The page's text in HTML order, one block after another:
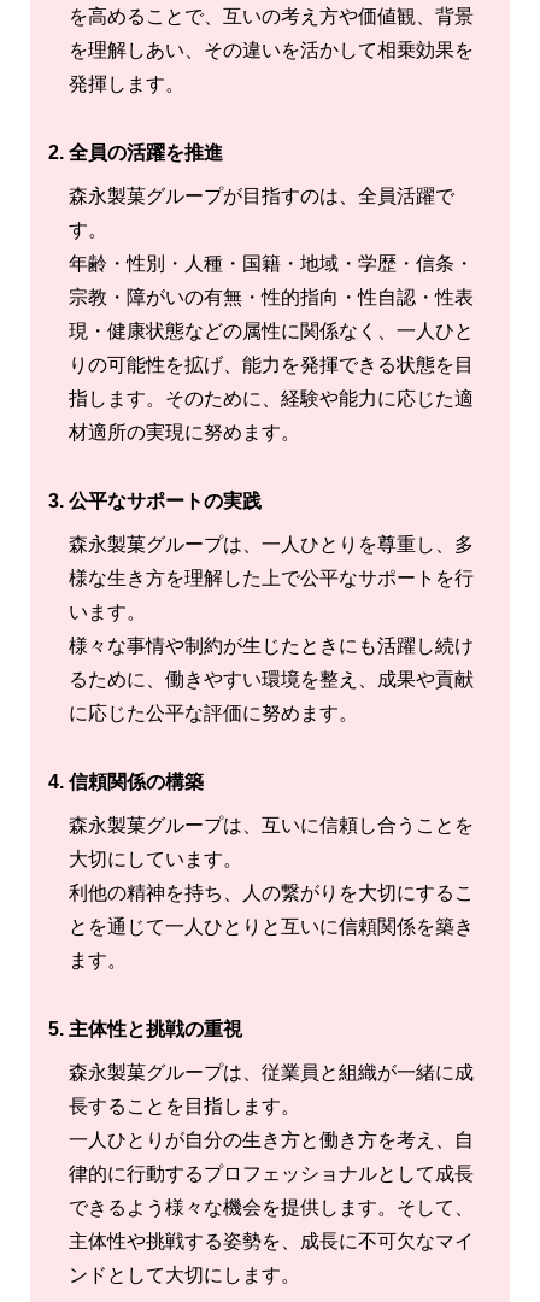
を高めることで、互いの考え方や価値観、背景
を理解しあい、その違いを活かして相乗効果を
発揮します。
2. 全員の活躍を推進
森永製菓グループが目指すのは、全員活躍で
す。
年齢・性別・人種・国籍・地域・学歴・信条・
宗教・障がいの有無・性的指向・性自認・性表
現・健康状態などの属性に関係なく、一人ひと
りの可能性を拡げ、能力を発揮できる状態を目
指します。そのために、経験や能力に応じた適
材適所の実現に努めます。
3. 公平なサポートの実践
森永製菓グループは、一人ひとりを尊重し、多
様な生き方を理解した上で公平なサポートを行
います。
様々な事情や制約が生じたときにも活躍し続け
るために、働きやすい環境を整え、成果や貢献
に応じた公平な評価に努めます。
4. 信頼関係の構築
森永製菓グループは、互いに信頼し合うことを
大切にしています。
利他の精神を持ち、人の繋がりを大切にするこ
とを通じて一人ひとりと互いに信頼関係を築き
ます。
5. 主体性と挑戦の重視
森永製菓グループは、従業員と組織が一緒に成
長することを目指します。
一人ひとりが自分の生き方と働き方を考え、自
律的に行動するプロフェッショナルとして成長
できるよう様々な機会を提供します。そして、
主体性や挑戦する姿勢を、成長に不可欠なマイ
ンドとして大切にします。